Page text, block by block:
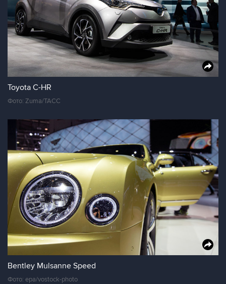
Toyota C-HR
Фото: Zuma/ТАСС
Bentley Mulsanne Speed
Фото: epa/vostock-photo